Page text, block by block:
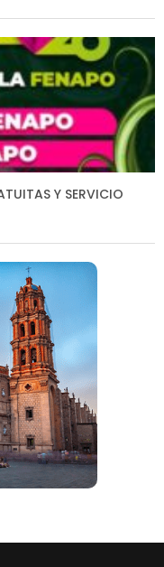
Y SERVICIO